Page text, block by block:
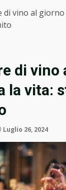
di vino al
di vino
la vita:
Luglio 26, 2024